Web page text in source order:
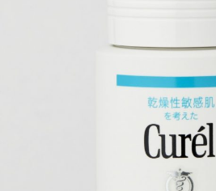
2025年12月号「お酒の